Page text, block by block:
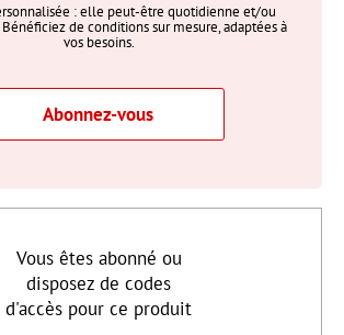
: elle peut-être quotidienne et/ou
de conditions sur mesure, adaptées à
vos besoins.
Abonnez-vous
Vous êtes abonné ou
disposez de codes
d'accès pour ce produit